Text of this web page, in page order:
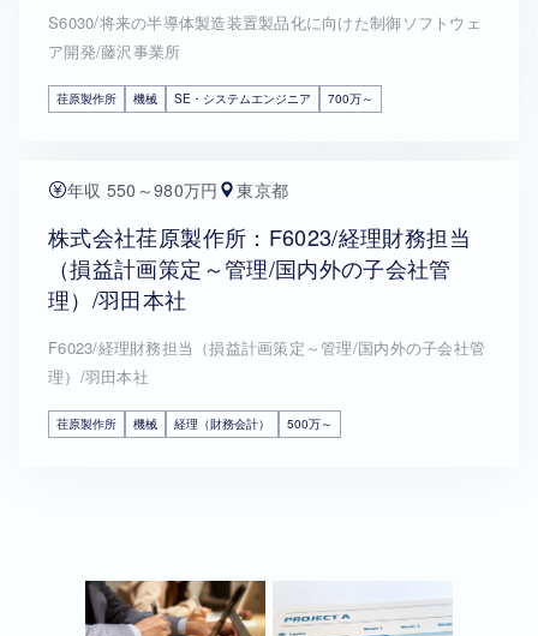
S6030/将来の半導体製造装置製品化に向けた制御ソフトウェ
ア開発/藤沢事業所
荏原製作所 機械 SE・システムエンジニア 700万～
年収 550～980万円 東京都
株式会社荏原製作所：F6023/経理財務担当
（損益計画策定～管理/国内外の子会社管
理）/羽田本社
F6023/経理財務担当（損益計画策定～管理/国内外の子会社管
理）/羽田本社
荏原製作所 機械 経理（財務会計） 500万～